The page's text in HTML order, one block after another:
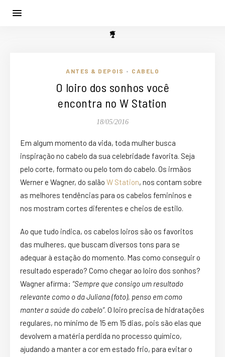
ANTES & DEPOIS • CABELO
O loiro dos sonhos você
encontra no W Station
18/05/2016
Em algum momento da vida, toda mulher busca
inspiração no cabelo da sua celebridade favorita. Seja
pelo corte, formato ou pelo tom do cabelo. Os irmãos
Werner e Wagner, do salão W Station, nos contam sobre
as melhores tendências para os cabelos femininos e
nos mostram cortes diferentes e cheios de estilo.
Ao que tudo indica, os cabelos loiros são os favoritos
das mulheres, que buscam diversos tons para se
adequar à estação do momento. Mas como conseguir o
resultado esperado? Como chegar ao loiro dos sonhos?
Wagner afirma: “Sempre que consigo um resultado
relevante como o da Juliana (foto), penso em como
manter a saúde do cabelo”. O loiro precisa de hidratações
regulares, no mínimo de 15 em 15 dias, pois são elas que
devolvem a matéria perdida no processo químico,
ajudando a manter a cor em estado frio, para evitar o